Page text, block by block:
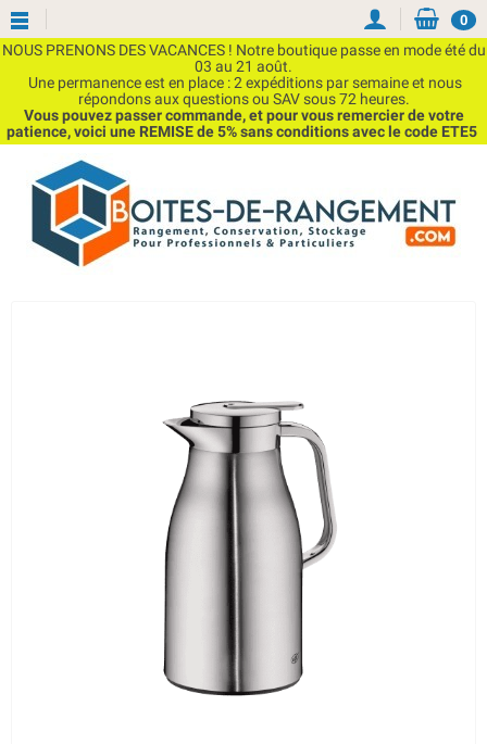
NOUS PRENONS DES VACANCES ! Notre boutique passe en mode été du
03 au 21 août.
Une permanence est en place : 2 expéditions par semaine et nous
répondons aux questions ou SAV sous 72 heures.
Vous pouvez passer commande, et pour vous remercier de votre
patience, voici une REMISE de 5% sans conditions avec le code ETE5
0